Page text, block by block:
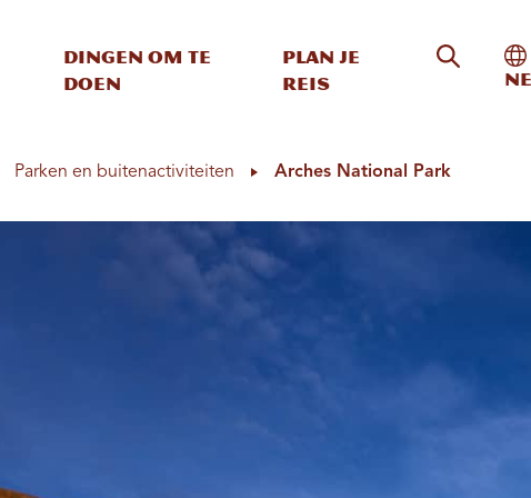
Dingen om te
doen
Plan je
reis
Zoeken
Parken en buitenactiviteiten Arches National Park